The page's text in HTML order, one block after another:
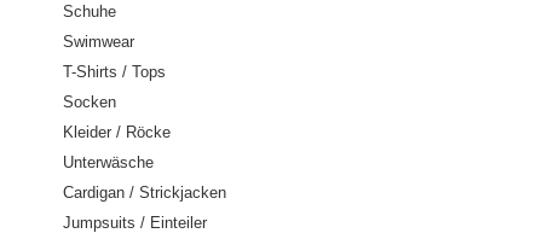
Schuhe
Swimwear
T-Shirts / Tops
Socken
Kleider / Röcke
Unterwäsche
Cardigan / Strickjacken
Jumpsuits / Einteiler